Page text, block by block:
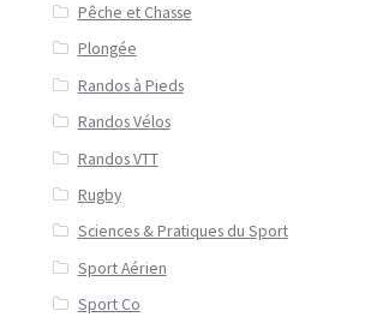
Pêche et Chasse
Plongée
Randos à Pieds
Randos Vélos
Randos VTT
Rugby
Sciences & Pratiques du Sport
Sport Aérien
Sport Co